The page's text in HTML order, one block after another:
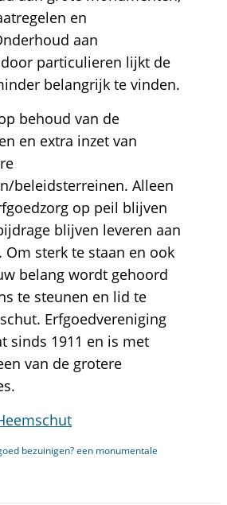
en
aan
particulieren lijkt de
belangrijk te vinden.
behoud van de
en extra inzet van
beleidsterreinen. Alleen
op peil blijven
blijven leveren aan
Om sterk te staan en ook
belang wordt gehoord
te steunen en lid te
Erfgoedvereniging
sinds 1911 en is met
van de grotere
bezuinigen? een monumentale